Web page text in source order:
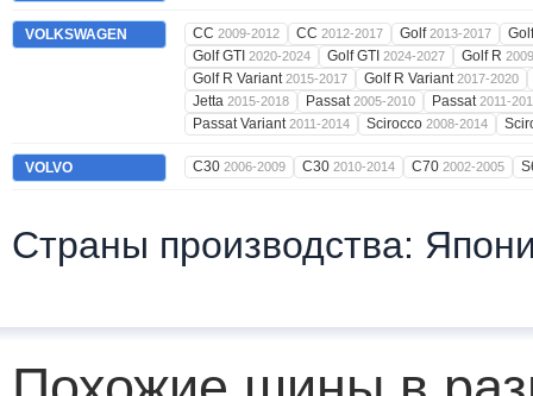
VOLKSWAGEN CC 2009-2012 CC 2012-2017 Golf2013-2017
Golf GTI 2020-2024 Golf GTI 2024-2027 Golf R
Golf R Variant2015-2017 Golf R Variant2017-2020
Jetta 2015-2018 Passat2005-2010 Passat2011-
Passat Variant2011-2014 Scirocco 2008-2014
VOLVO C30 2006-2009 C30 2010-2014 C70 2002-2005
Страны производства: